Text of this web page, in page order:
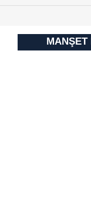
için Ayarlar
6698 sayılı